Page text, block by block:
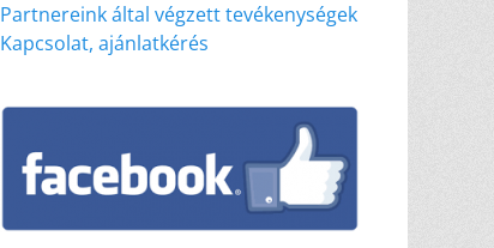
Partnereink által végzett tevékenységek
Kapcsolat, ajánlatkérés